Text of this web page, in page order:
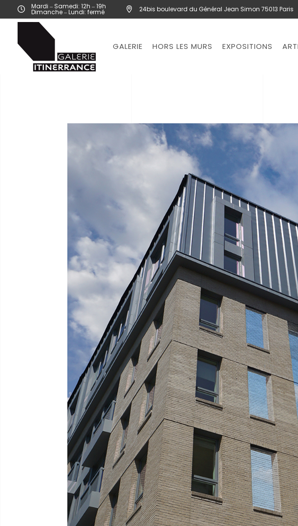
Mardi ‒ Samedi: 12h ‒ 19h
Dimanche ‒ Lundi: fermé 24bis boulevard du Général Jean Simon 75013 Paris
GALERIE HORS LES MURS EXPOSITIONS